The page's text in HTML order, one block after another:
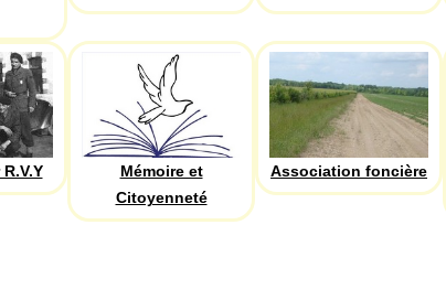
Mémoire et
Citoyenneté
Association foncière